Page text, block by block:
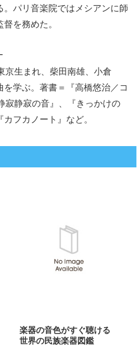
パリ音楽院ではメシアンに師
を務めた。
京生まれ、柴田南雄、小倉
学ぶ。著書＝『高橋悠治／コ
寂静寂の音』、『きっかけの
フカノート』など。
楽器の音色がすぐ聴ける
世界の民族楽器図鑑